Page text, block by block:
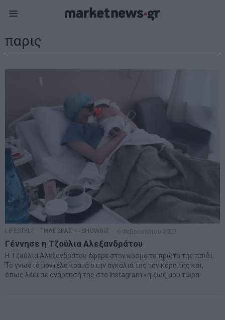
παρις
LIFESTYLE ΤΗΛΕΟΡΑΣΗ - SHOWBIZ 6 Φεβρουαρίου 2023
Γέννησε η Τζούλια Αλεξανδράτου
Η Τζούλια Αλεξανδράτου έφερε στον κόσμο το πρώτο της παιδί.
Το γνωστό μοντέλο κρατά στην αγκαλιά της την κόρη της και,
όπως λέει σε ανάρτησή της στο Instagram «η ζωή μου τώρα